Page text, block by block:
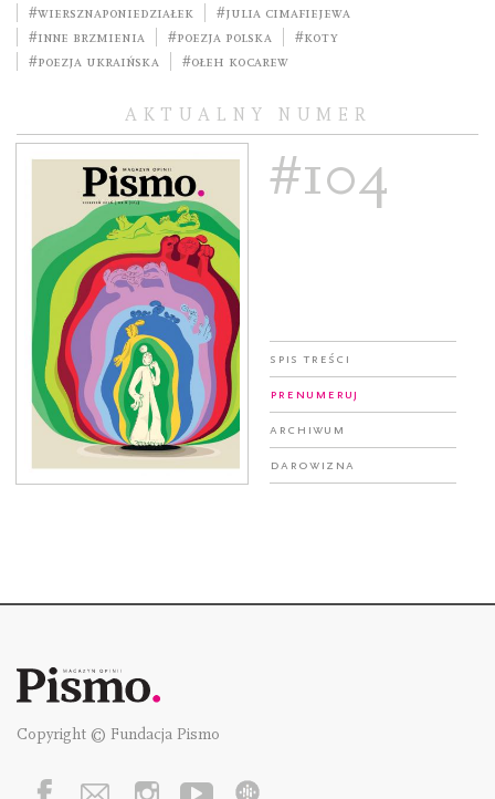
#WierszNaPoniedziałek
#Julia Cimafiejewa
#Inne Brzmienia
#poezja polska
#koty
#poezja ukraińska
#Ołeh Kocarew
AKTUALNY NUMER
#104
Spis treści
Prenumeruj
Archiwum
Darowizna
Copyright © Fundacja Pismo